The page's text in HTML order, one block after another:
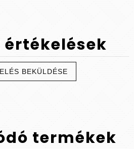
értékelések
BEKÜLDÉSE
termékek